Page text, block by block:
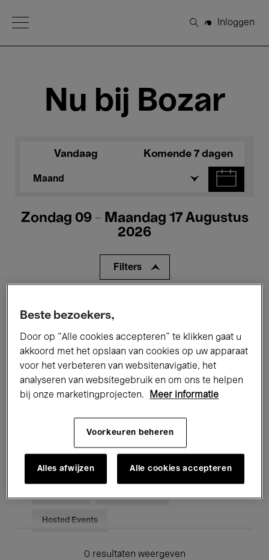
Open Menu
Zoeken
Inloggen
Nu bij Bozar
Vandaag Komende 7 dagen
Maand
Zondag 09 - Maandag 17 Augustus
2026
Filters
Tentoonstellingen Films
Performances Lezingen & Debatten
Klassieke Muziek Global Music
Elektronische Muziek
Voor iedereen Kids’ Palace
Hosted Events
0 resultaten weergeven
Beste bezoekers,
Door op “Alle cookies accepteren” te klikken gaat u
akkoord met het opslaan van cookies op uw apparaat
voor het verbeteren van websitenavigatie, het
analyseren van websitegebruik en om ons te helpen
bij onze marketingprojecten.
Meer informatie
Voorkeuren beheren
Alles afwijzen Alle cookies accepteren